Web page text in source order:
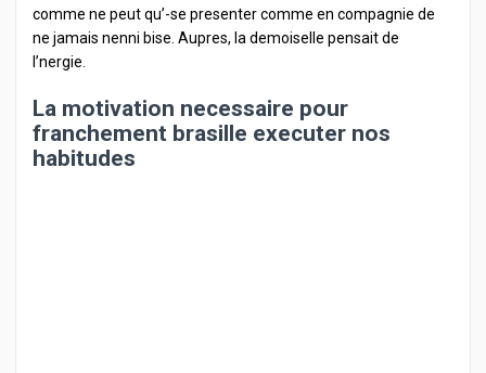
comme ne peut qu’-se presenter comme en compagnie de
ne jamais nenni bise. Aupres, la demoiselle pensait de
l’nergie.
La motivation necessaire pour
franchement brasille executer nos
habitudes